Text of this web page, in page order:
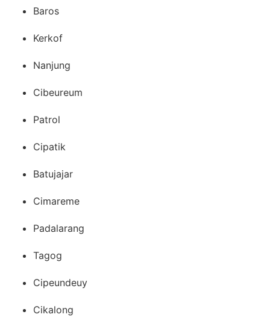
Baros
Kerkof
Nanjung
Cibeureum
Patrol
Cipatik
Batujajar
Cimareme
Padalarang
Tagog
Cipeundeuy
Cikalong